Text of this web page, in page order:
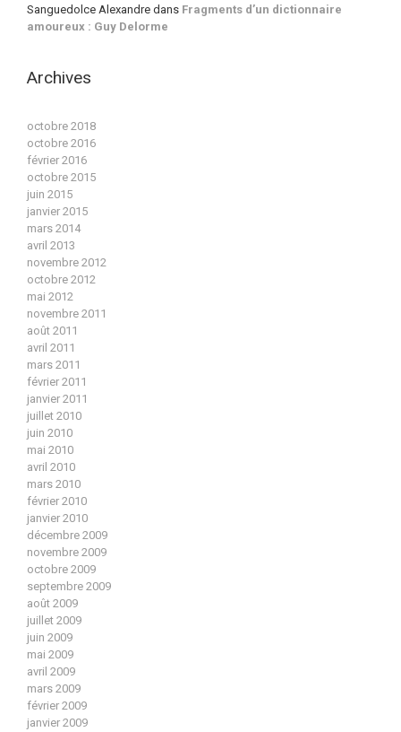
Sanguedolce Alexandre dans Fragments d’un dictionnaire
amoureux : Guy Delorme
Archives
octobre 2018
octobre 2016
février 2016
octobre 2015
juin 2015
janvier 2015
mars 2014
avril 2013
novembre 2012
octobre 2012
mai 2012
novembre 2011
août 2011
avril 2011
mars 2011
février 2011
janvier 2011
juillet 2010
juin 2010
mai 2010
avril 2010
mars 2010
février 2010
janvier 2010
décembre 2009
novembre 2009
octobre 2009
septembre 2009
août 2009
juillet 2009
juin 2009
mai 2009
avril 2009
mars 2009
février 2009
janvier 2009